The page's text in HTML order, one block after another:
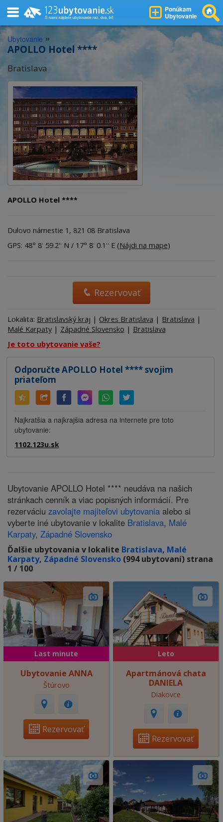
Ponúkam
Ubytovanie
Ubytovanie »
APOLLO Hotel ****
Bratislava
APOLLO Hotel ****
Dulovo námestie 1, 821 08 Bratislava
GPS: 48° 8' 59.2'' N / 17° 8' 0.1'' E (Nájdi na mape)
Rezervovať
Lokalita: Bratislavský kraj | Okres Bratislava | Bratislava |
Malé Karpaty | Západné Slovensko | Bratislava
Je toto ubytovanie vaše?
Odporučte APOLLO Hotel **** svojim
priateľom
Najkratšia a najkrajšia adresa na internete pre toto
ubytovanie:
1102.123u.sk
Ubytovanie APOLLO Hotel **** neudáva na našich
stránkach cenník a viac popisných informácií. Pre
rezerváciu zavolajte majiteľovi ubytovania alebo si
vyberte iné ubytovanie v lokalite Bratislava, Malé
Karpaty, Západné Slovensko
Ďalšie ubytovania v lokalite Bratislava, Malé
Karpaty, Západné Slovensko (994 ubytovaní) strana
1 / 100
Last minute
Ubytovanie ANNA
Štúrovo
Rezervovať
Leto
Apartmánová chata
DANIELA
Diakovce
Rezervovať